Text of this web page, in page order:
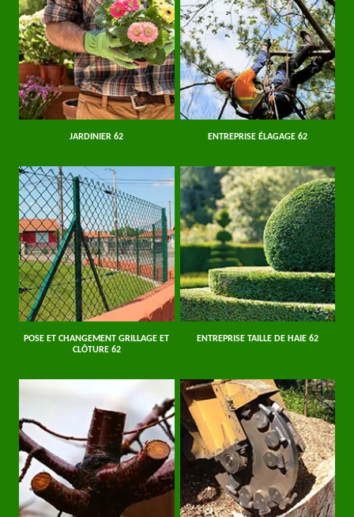
JARDINIER 62 ENTREPRISE ÉLAGAGE 62
POSE ET CHANGEMENT GRILLAGE ET
CLÔTURE 62
ENTREPRISE TAILLE DE HAIE 62